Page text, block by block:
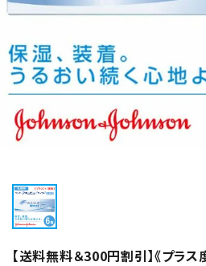
【送料無料＆300円割引】《プラ